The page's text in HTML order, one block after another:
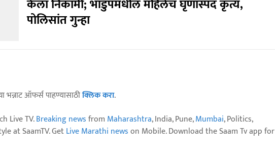
केला निकामी; भांडुपमधील महिलेचं घृणास्पद कृत्य,
पोलिसांत गुन्हा
भन्नाट ऑफर्स पाहण्यासाठीक्लिक करा.
Live TV.Breaking newsfrom Maharashtra, India, Pune,Mumbai, Politics,
at SaamTV. GetLive Marathi newson Mobile. Download the Saam Tv app for